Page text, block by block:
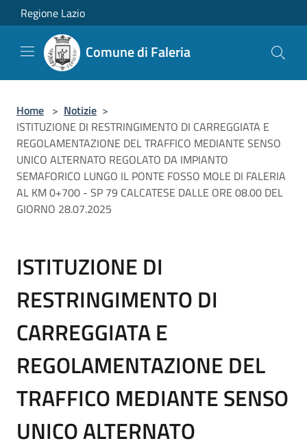
Salta al contenuto principale
Regione Lazio
Comune di Faleria
Home > Notizie >
ISTITUZIONE DI RESTRINGIMENTO DI CARREGGIATA E
REGOLAMENTAZIONE DEL TRAFFICO MEDIANTE SENSO
UNICO ALTERNATO REGOLATO DA IMPIANTO
SEMAFORICO LUNGO IL PONTE FOSSO MOLE DI FALERIA
AL KM 0+700 - SP 79 CALCATESE DALLE ORE 08.00 DEL
GIORNO 28.07.2025
ISTITUZIONE DI
RESTRINGIMENTO DI
CARREGGIATA E
REGOLAMENTAZIONE DEL
TRAFFICO MEDIANTE SENSO
UNICO ALTERNATO